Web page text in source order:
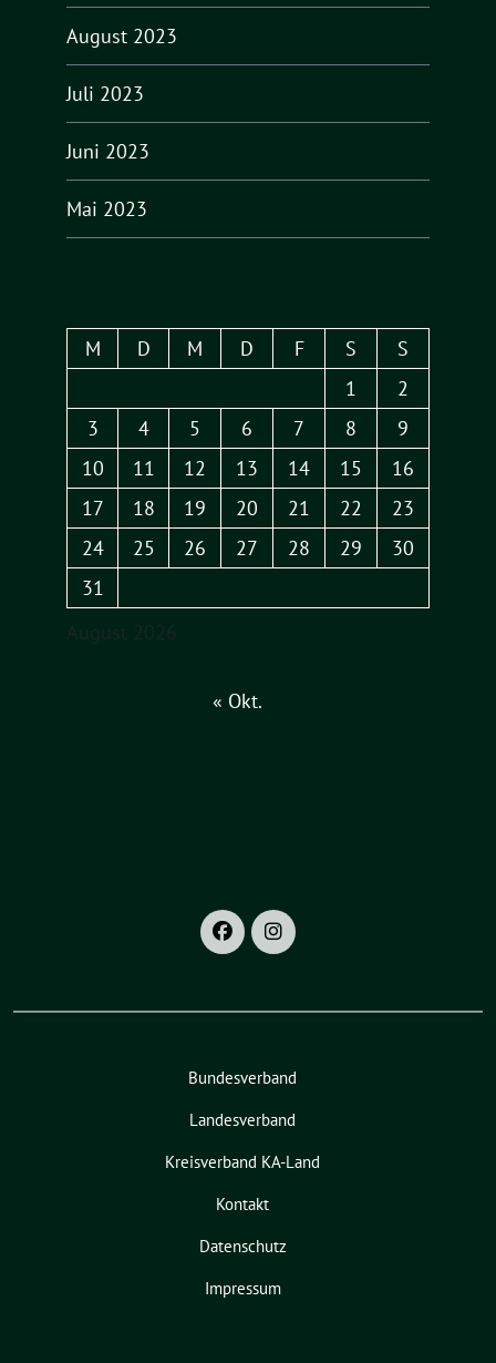
August 2023
Juli 2023
Juni 2023
Mai 2023
August 2026
M D M D F S
S
1
2
3
4 5 6 7 8
9
10
11 12 13 14 15
16
17
18 19 20 21 22
23
24
25 26 27 28 29
30
31
« Okt.
Bundesverband
Landesverband
Kreisverband KA-Land
Kontakt
Datenschutz
Impressum